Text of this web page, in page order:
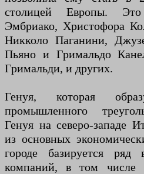
столицей Европы.
Эмбриако, Христофора
Никколо Паганини,
Пьяно и Гримальдо
Гримальди, и других.
Генуя, которая
промышленного
Генуя на северо-западе
из основных
городе базируется ряд
компаний, в том числе